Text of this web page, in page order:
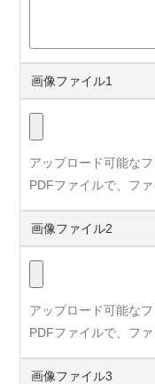
画像ファイル1
アップロード可能な
PDFファイルで、フ
画像ファイル2
アップロード可能な
PDFファイルで、フ
画像ファイル3